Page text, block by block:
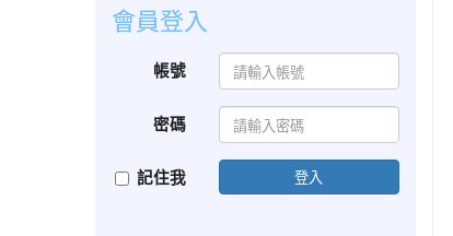
會員登入
帳號
密碼
記住我 登入